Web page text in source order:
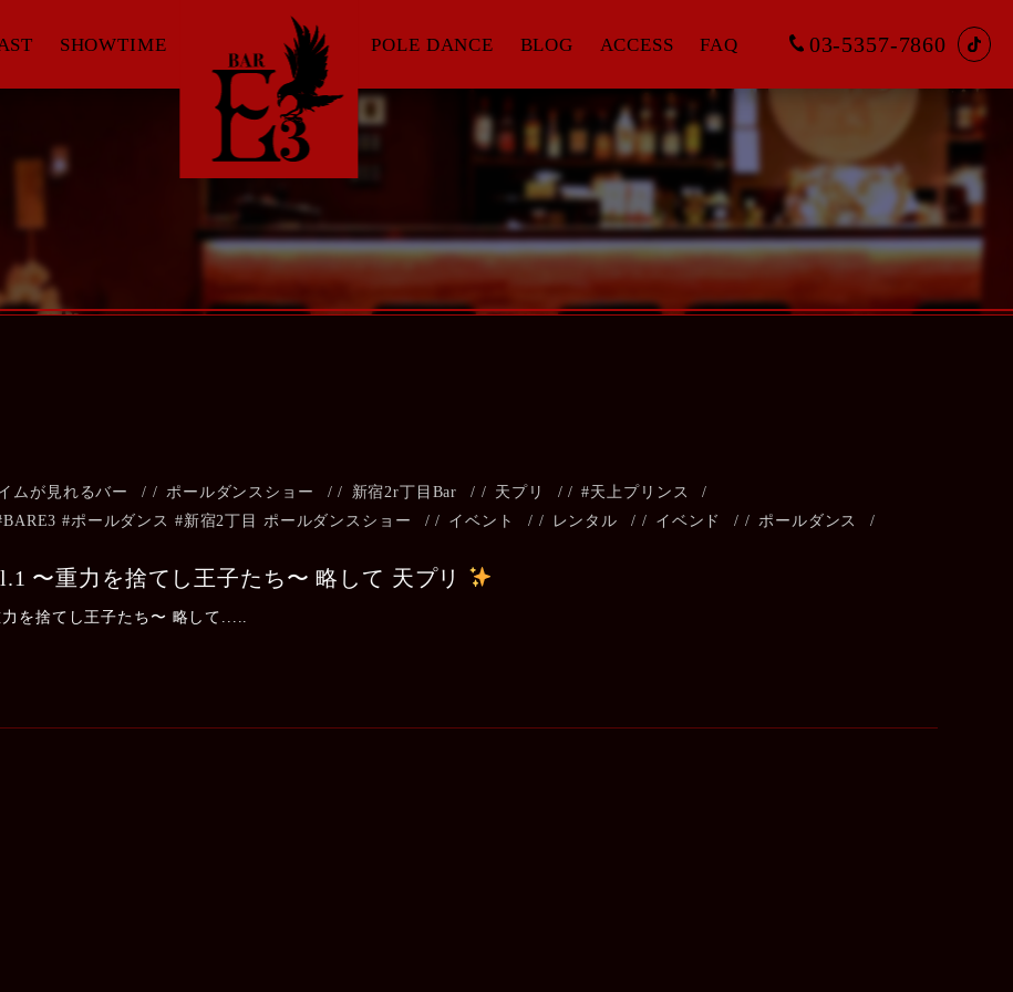
SHOWTIME POLE DANCE BLOG ACCESS FAQ 03-5357-7860
ムが見れるバー / ポールダンスショー / 新宿2r丁目Bar / 天プリ / #天上プリンス
/
#ポールダンス #新宿2丁目 ポールダンスショー
/ イベント / レンタル / イベンド / ポールダンス
/
〜重力を捨てし王子たち〜 略して 天プリ
を捨てし王子たち〜 略して.....